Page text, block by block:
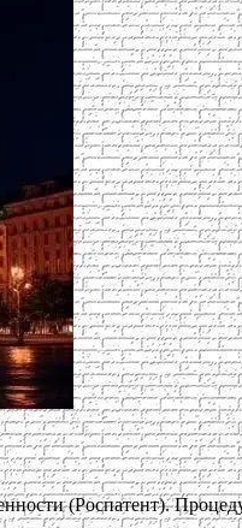
(Роспатент).